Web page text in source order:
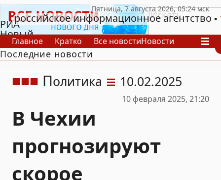
РИА
Новый
День
российское информационное агентство
Главное Кратко Все новостиНовости
В России
В мире
Последние новости
Политика 10.02.2025
10 февраля 2025, 21:20
В Чехии
прогнозируют
скорое